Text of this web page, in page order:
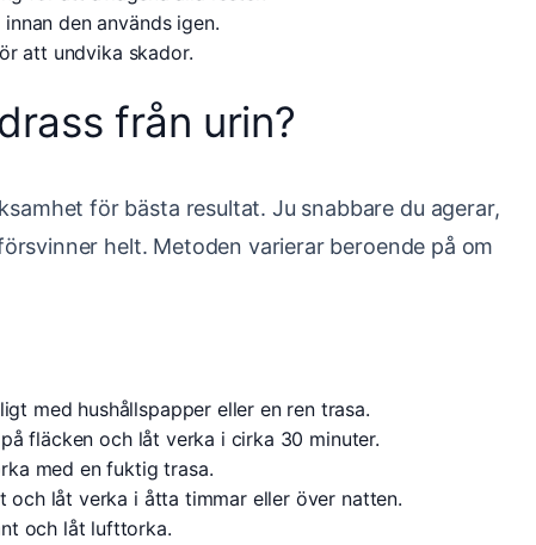
den används igen.
att undvika skador.
från urin?
för bästa resultat. Ju snabbare du agerar,
helt. Metoden varierar beroende på om
med hushållspapper eller en ren trasa.
fläcken och låt verka i cirka 30 minuter.
med en fuktig trasa.
låt verka i åtta timmar eller över natten.
och låt lufttorka.